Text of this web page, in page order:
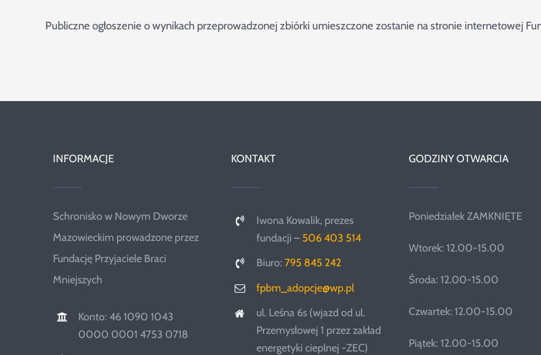
Publiczne ogłoszenie o wynikach przeprowadzonej zbiórki umieszczone zostanie na stronie internetowej
INFORMACJE
Schronisko w Nowym Dworze
Mazowieckim prowadzone przez
Fundację Przyjaciele Braci
Mniejszych
Konto: 46 1090 1043
0000 0001 4753 0718
KONTAKT
Iwona Kowalik, prezes
fundacji – 506 403 514
Biuro: 795 845 242
fpbm_adopcje@wp.pl
ul. Leśna 6s (wjazd od ul.
Przemysłowej 1 przez zakład
energetyki cieplnej -ZEC)
GODZINY OTWARCIA
Poniedziałek ZAMKNIĘTE
Wtorek: 12.00-15.00
Środa: 12.00-15.00
Czwartek: 12.00-15.00
Piątek: 12.00-15.00